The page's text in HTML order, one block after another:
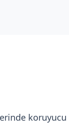
koruyucu